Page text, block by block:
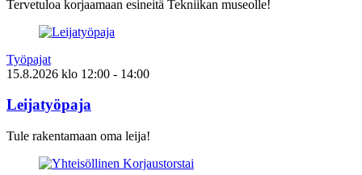
Tervetuloa korjaamaan esineitä Tekniikan museolle!
Työpajat
15.8.2026 klo 12:00 - 14:00
Leijatyöpaja
Tule rakentamaan oma leija!